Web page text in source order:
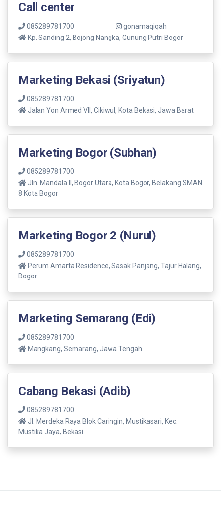
Call center
085289781700
gonamaqiqah
Kp. Sanding 2, Bojong Nangka, Gunung Putri Bogor
Marketing Bekasi (Sriyatun)
085289781700
Jalan Yon Armed VII, Cikiwul, Kota Bekasi, Jawa Barat
Marketing Bogor (Subhan)
085289781700
Jln. Mandala ll, Bogor Utara, Kota Bogor, Belakang SMAN
8 Kota Bogor
Marketing Bogor 2 (Nurul)
085289781700
Perum Amarta Residence, Sasak Panjang, Tajur Halang,
Bogor
Marketing Semarang (Edi)
085289781700
Mangkang, Semarang, Jawa Tengah
Cabang Bekasi (Adib)
085289781700
Jl. Merdeka Raya Blok Caringin, Mustikasari, Kec.
Mustika Jaya, Bekasi.